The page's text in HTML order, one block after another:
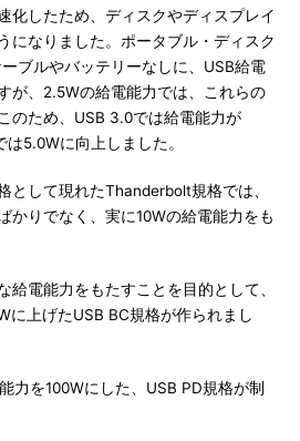
化したため、ディスクやディスプレイ
になりました。ポータブル・ディスク
ブルやバッテリーなしに、USB給電
が、2.5Wの給電能力では、これらの
のため、USB 3.0では給電能力が
5.0Wに向上しました。
して現れたThanderbolt規格では、
かりでなく、実に10Wの給電能力をも
電能力をもたすことを目的として、
に上げたUSB BC規格が作られまし
力を100Wにした、USB PD規格が制